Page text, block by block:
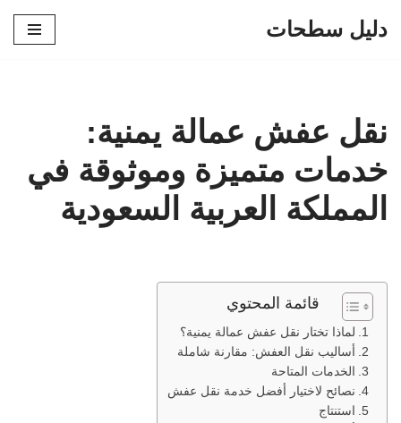
دليل سطحات
نقل عفش عمالة يمنية:
خدمات متميزة وموثوقة في
المملكة العربية السعودية
قائمة المحتوي
لماذا تختار نقل عفش عمالة يمنية؟
أساليب نقل العفش: مقارنة شاملة
الخدمات المتاحة
نصائح لاختيار أفضل خدمة نقل عفش
استنتاج